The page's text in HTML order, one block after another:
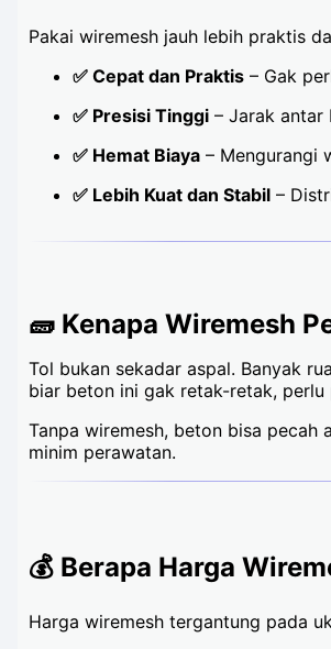
Pakai wiremesh jauh lebih praktis
✅ Cepat dan Praktis – Gak
✅ Presisi Tinggi – Jarak antar
✅ Hemat Biaya – Mengurangi
✅ Lebih Kuat dan Stabil –
🧱 Kenapa Wiremesh
Tol bukan sekadar aspal. Banyak
biar beton ini gak retak-retak,
Tanpa wiremesh, beton bisa pecah
minim perawatan.
💰 Berapa Harga
Harga wiremesh tergantung pada